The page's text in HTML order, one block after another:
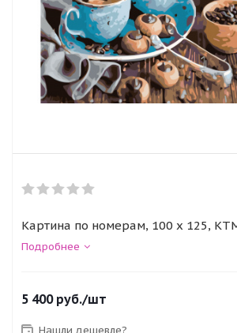
Картина по номерам, 100 x 125,
Подробнее
5 400руб./шт
Нашли дешевле?